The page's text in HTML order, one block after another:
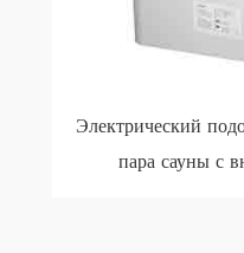
Электрический
пара сауны с